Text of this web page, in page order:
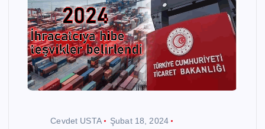
Cevdet USTA
Şubat 18, 2024